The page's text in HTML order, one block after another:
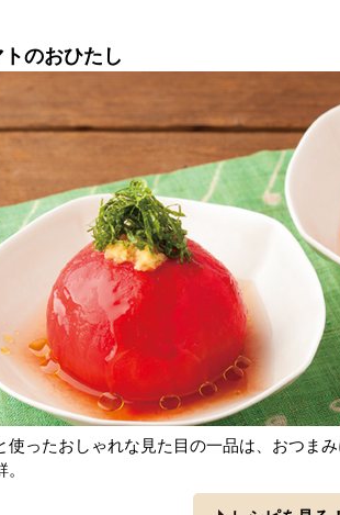
のおひたし
使ったおしゃれな見た目の一品は、おつま